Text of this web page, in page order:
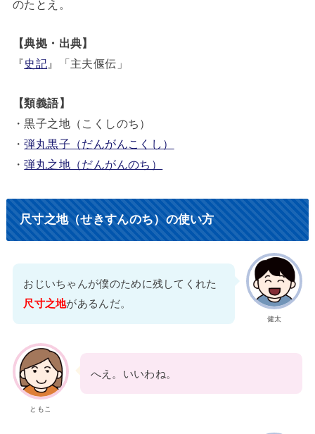
のたとえ。
【典拠・出典】
『史記 』「主夫偃伝」
【類義語】
・黒子之地（こくしのち）
・弾丸黒子（だんがんこくし）
・弾丸之地（だんがんのち）
尺寸之地（せきすんのち）の使い方
健太
おじいちゃんが僕のために残してくれた
尺寸之地があるんだ。
ともこ
へえ。いいわね。